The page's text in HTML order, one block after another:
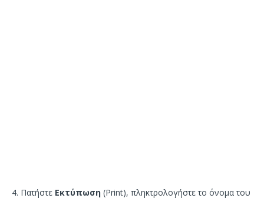
4. Πατήστε Εκτύπωση (Print), πληκτρολογήστε το όνομα του